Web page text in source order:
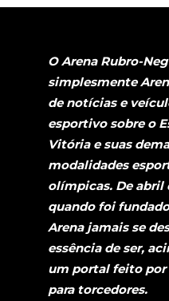
O Arena Rubro-
simplesmente
de notícias e
esportivo sobre o
Vitória e suas
modalidades
olímpicas. De abril
quando foi
Arena jamais se
essência de ser,
um portal feito por
para torcedores.